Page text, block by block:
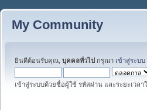
My Community
ยินดีต้อนรับคุณ, บุคคลทั่วไป กรุณา เข้าสู่ระบบ
เข้าสู่ระบบด้วยชื่อผู้ใช้ รหัสผ่าน และระยะเวลา